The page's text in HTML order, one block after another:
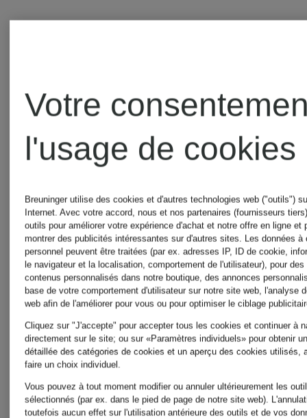
Autres catégories
Votre
l'usage de cookies
Breuninger utilise des cookies et d'autres technologies web ("outils")
Internet. Avec votre accord, nous et nos partenaires (fournisseurs
outils pour améliorer votre expérience d'achat et notre offre en ligne et
montrer des publicités intéressantes sur d'autres sites. Les données à
personnel peuvent être traitées (par ex. adresses IP, ID de cookie,
le navigateur et la localisation, comportement de l'utilisateur), pour
contenus personnalisés dans notre boutique, des annonces
base de votre comportement d'utilisateur sur notre site web, l'analyse
web afin de l'améliorer pour vous ou pour optimiser le ciblage
Cliquez sur "J'accepte" pour accepter tous les cookies et continuer à
directement sur le site; ou sur «Paramètres individuels» pour obtenir
détaillée des catégories de cookies et un aperçu des cookies utilisés,
faire un choix individuel.
Vous pouvez à tout moment modifier ou annuler ultérieurement les
sélectionnés (par ex. dans le pied de page de notre site web).
toutefois aucun effet sur l'utilisation antérieure des outils et de vos